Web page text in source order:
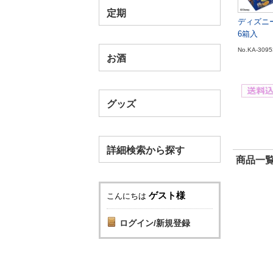
定期
お酒
グッズ
詳細検索から探す
こんにちは ゲスト様
ログイン/新規登録
ディズニ
6箱入
No.KA-
商品一